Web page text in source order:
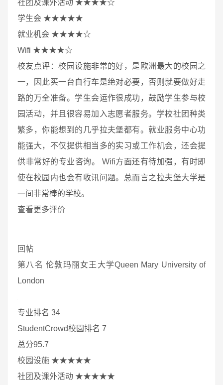
社团及课外活动 ★★★★☆
学生会 ★★★★★
就业机会 ★★★★☆
Wifi ★★★★☆
校友点评：校园设施非常的好，是欧洲最大的校园之
一，因此买一台自行车是绝对必要，否则就要做好走
路的万全准备。学生会运作很成功，鼓励学生参与校
园活动，并且很容易加入志愿者服务。学校社团种类
繁多，你能想到的几乎拉夫堡都有。就业服务中心功
能强大，不仅提供相当多的实习或工作机会，还会提
供非常好的专业咨询。 Wifi方面还有待加强，有时即
使在校园内也会有收讯问题。总而言之拉夫堡大学是
一间非常棒的学校。
查看更多评价
回帖
第八名 伦敦玛丽女王大学Queen Mary University of
London
专业排名 34
StudentCrowd校園排名 7
总分95.7
校园设施 ★★★★★
社团及课外活动 ★★★★★